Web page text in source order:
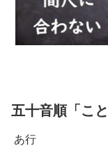
五十音順「こ
あ行